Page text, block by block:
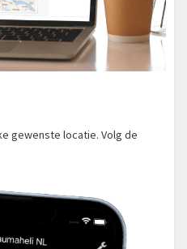
gewenste locatie. Volg de